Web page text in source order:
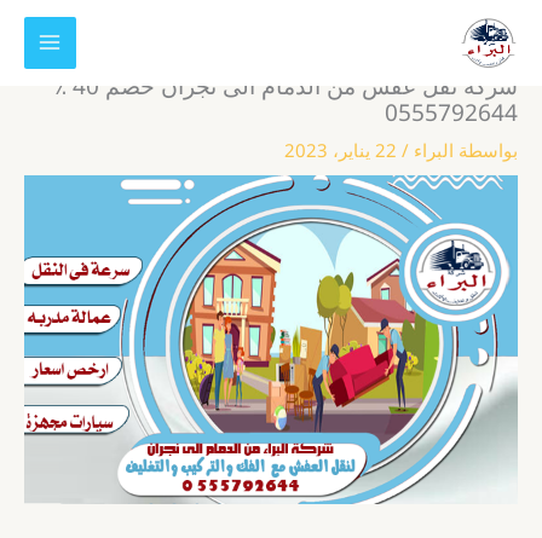
تخطي
المحتوى
شركة نقل عفش من الدمام الى نجران خصم 40 ٪
0555792644
بواسطة البراء / 22 يناير، 2023